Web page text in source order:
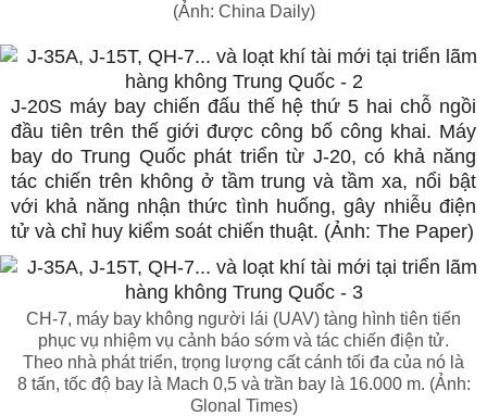
(Ảnh: China Daily)
J-20S máy bay chiến đấu thế hệ thứ 5 hai chỗ ngồi
đầu tiên trên thế giới được công bố công khai. Máy
bay do Trung Quốc phát triển từ J-20, có khả năng
tác chiến trên không ở tầm trung và tầm xa, nổi bật
với khả năng nhận thức tình huống, gây nhiễu điện
tử và chỉ huy kiểm soát chiến thuật. (Ảnh: The Paper)
CH-7, máy bay không người lái (UAV) tàng hình tiên tiến
phục vụ nhiệm vụ cảnh báo sớm và tác chiến điện tử.
Theo nhà phát triển, trọng lượng cất cánh tối đa của nó là
8 tấn, tốc độ bay là Mach 0,5 và trần bay là 16.000 m. (Ảnh:
Glonal Times)